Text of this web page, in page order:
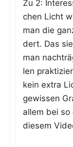
Zu 2:
chen Licht
man die
dert. Das
man
len
kein extra
gewis­sen
allem bei so
die­sem